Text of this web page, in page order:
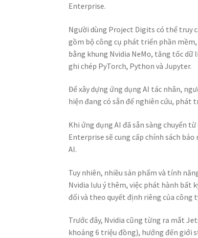
Enterprise.
Người dùng Project Digits có thể truy
gồm bộ công cụ phát triển phần
bằng khung Nvidia NeMo, tăng tốc dữ
ghi chép PyTorch, Python và Jupyter.
Để xây dựng ứng dụng AI tác nhân,
hiện đang có sẵn để nghiên cứu,
Khi ứng dụng AI đã sẵn sàng chuyển
Enterprise sẽ cung cấp chính sách
AI.
Tuy nhiên, nhiều sản phẩm và tính
Nvidia lưu ý thêm, việc phát hành bất
đổi và theo quyết định riêng của công
Trước đây, Nvidia cũng từng ra mắt
khoảng 6 triệu đồng), hướng đến giới